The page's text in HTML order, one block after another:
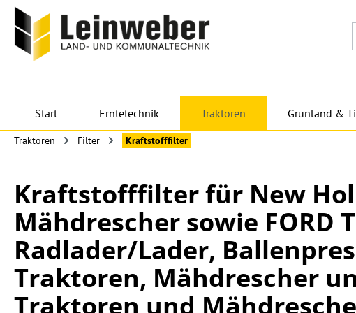
Hauptinhalt springen
Zur Suche springen
Zur Hauptnavigation springen
Start Erntetechnik Traktoren Grünland &
Traktoren Filter Kraftstofffilter
Kraftstofffilter für New
Mähdrescher sowie FORD
Radlader/Lader,
Traktoren, Mähdrescher
Traktoren und